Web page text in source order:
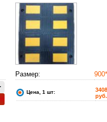
Размер:
Цена, 1 шт:
руб.